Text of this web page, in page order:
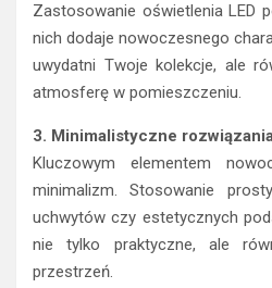
Zastosowanie oświetlenia LED
nich dodaje nowoczesnego
uwydatni Twoje kolekcje, ale
atmosferę w pomieszczeniu.
3. Minimalistyczne
Kluczowym elementem
minimalizm. Stosowanie
uchwytów czy estetycznych
nie tylko praktyczne, ale
przestrzeń.